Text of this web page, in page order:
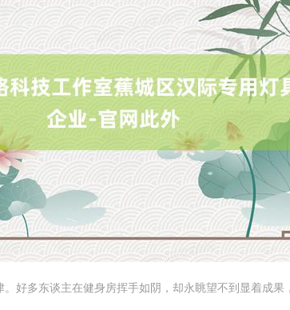
好多东谈主在健身房挥手如阴，却永眺望不到显着成果